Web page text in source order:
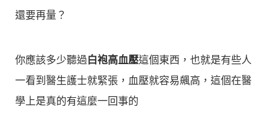
還要再量？
你應該多少聽過白袍高血壓這個東西，也就是有些人
一看到醫生護士就緊張，血壓就容易飆高，這個在醫
學上是真的有這麼一回事的